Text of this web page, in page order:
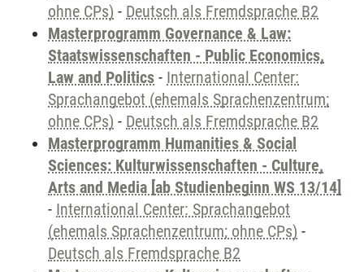
ohne CPs) - Deutsch als Fremdsprache B2
Masterprogramm Governance & Law:
Staatswissenschaften - Public Economics,
Law and Politics - International Center:
Sprachangebot (ehemals Sprachenzentrum;
ohne CPs) - Deutsch als Fremdsprache B2
Masterprogramm Humanities & Social
Sciences: Kulturwissenschaften - Culture,
Arts and Media [ab Studienbeginn WS 13/14]
- International Center: Sprachangebot
(ehemals Sprachenzentrum; ohne CPs) -
Deutsch als Fremdsprache B2